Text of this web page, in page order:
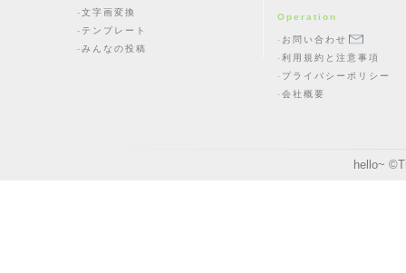
文字画変換
テンプレート
みんなの投稿
Operation
お問い合わせ
利用規約と注意事項
プライバシーポリシー
会社概要
hello~ ©